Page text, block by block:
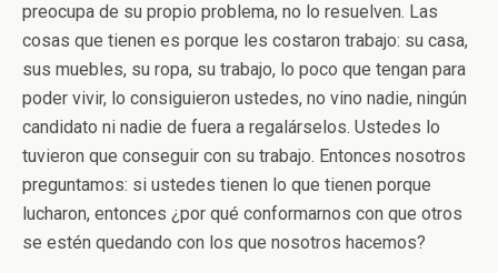
preocupa de su propio problema, no lo resuelven. Las
cosas que tienen es porque les costaron trabajo: su casa,
sus muebles, su ropa, su trabajo, lo poco que tengan para
poder vivir, lo consiguieron ustedes, no vino nadie, ningún
candidato ni nadie de fuera a regalárselos. Ustedes lo
tuvieron que conseguir con su trabajo. Entonces nosotros
preguntamos: si ustedes tienen lo que tienen porque
lucharon, entonces ¿por qué conformarnos con que otros
se estén quedando con los que nosotros hacemos?